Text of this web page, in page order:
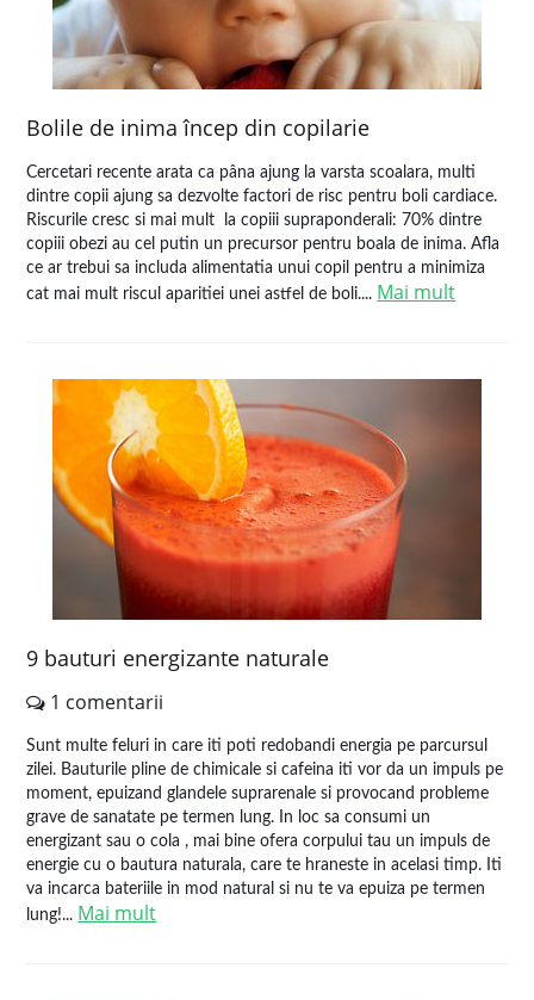
Bolile de inima încep din copilarie
Cercetari recente arata ca pâna ajung la varsta scoalara, multi
dintre copii ajung sa dezvolte factori de risc pentru boli cardiace.
Riscurile cresc si mai mult la copiii supraponderali: 70% dintre
copiii obezi au cel putin un precursor pentru boala de inima. Afla
ce ar trebui sa includa alimentatia unui copil pentru a minimiza
cat mai mult riscul aparitiei unei astfel de boli.... Mai mult
9 bauturi energizante naturale
1 comentarii
Sunt multe feluri in care iti poti redobandi energia pe parcursul
zilei. Bauturile pline de chimicale si cafeina iti vor da un impuls pe
moment, epuizand glandele suprarenale si provocand probleme
grave de sanatate pe termen lung. In loc sa consumi un
energizant sau o cola , mai bine ofera corpului tau un impuls de
energie cu o bautura naturala, care te hraneste in acelasi timp. Iti
va incarca bateriile in mod natural si nu te va epuiza pe termen
lung!... Mai mult